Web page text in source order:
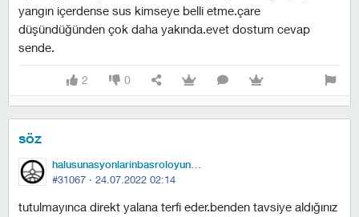
yangın içerdense sus kimseye belli etme.çare
düşündüğünden çok daha yakında.evet dostum cevap
sende.
2 0
söz
#31067 · 24.07.2022 02:14
tutulmayınca direkt yalana terfi eder.benden tavsiye aldığınız